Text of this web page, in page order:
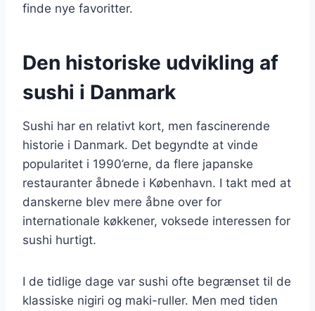
finde nye favoritter.
Den historiske udvikling af
sushi i Danmark
Sushi har en relativt kort, men fascinerende
historie i Danmark. Det begyndte at vinde
popularitet i 1990’erne, da flere japanske
restauranter åbnede i København. I takt med at
danskerne blev mere åbne over for
internationale køkkener, voksede interessen for
sushi hurtigt.
I de tidlige dage var sushi ofte begrænset til de
klassiske nigiri og maki-ruller. Men med tiden